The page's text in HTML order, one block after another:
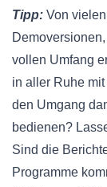
Tipp: Von
vollen Umfang
in aller Ruhe
den Umgang
bedienen?
Sind die
Programme